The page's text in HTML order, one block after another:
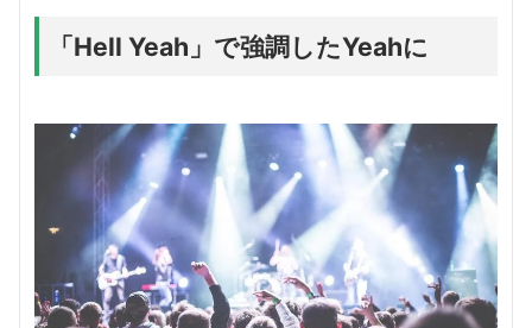
「Hell Yeah」で強調したYeahに